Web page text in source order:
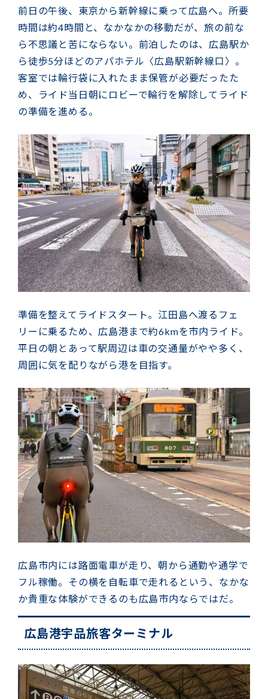
前日の午後、東京から新幹線に乗って広島へ。所要
時間は約4時間と、なかなかの移動だが、旅の前な
ら不思議と苦にならない。前泊したのは、広島駅か
ら徒歩5分ほどのアパホテル〈広島駅新幹線口〉。
客室では輪行袋に入れたまま保管が必要だったた
め、ライド当日朝にロビーで輪行を解除してライド
の準備を進める。
準備を整えてライドスタート。江田島へ渡るフェ
リーに乗るため、広島港まで約6kmを市内ライド。
平日の朝とあって駅周辺は車の交通量がやや多く、
周囲に気を配りながら港を目指す。
広島市内には路面電車が走り、朝から通勤や通学で
フル稼働。その横を自転車で走れるという、なかな
か貴重な体験ができるのも広島市内ならではだ。
広島港宇品旅客ターミナル